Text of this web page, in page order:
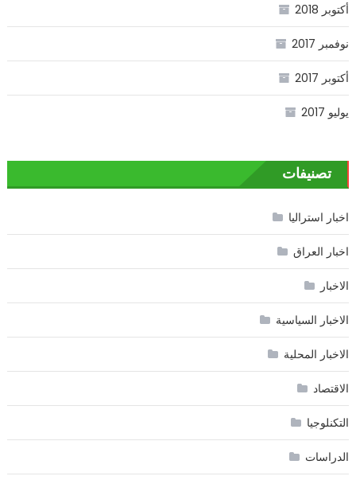
أكتوبر 2018
نوفمبر 2017
أكتوبر 2017
يوليو 2017
تصنيفات
اخبار استراليا
اخبار العراق
الاخبار
الاخبار السياسية
الاخبار المحلية
الاقتصاد
التكنلوجيا
الدراسات